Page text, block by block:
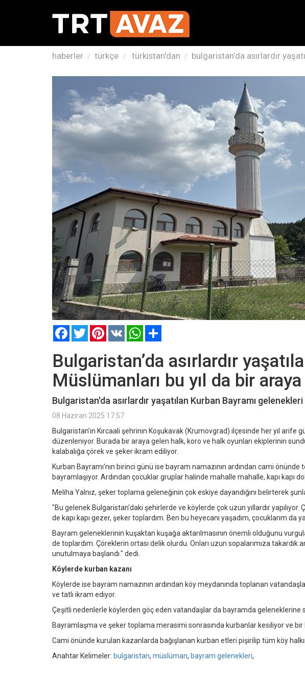
haberler türkçe türkistan'dan bulgaristan’da asırlardır
FacebookTwitterPinterest
VK WhatsApp
Bulgaristan’da asırlardır
Müslümanları bu yıl da bir
Bulgaristan'da asırlardır yaşatılan Kurban Bayramı
08 Haziran 2025 17:57
Bulgaristan'ın Kırcaali şehrinin Koşukavak (Krumovgrad) ilçesinde her yıl arife
düzenleniyor. Burada bir araya gelen halk, koro ve halk oyunları ekiplerinin
kalabalığa çörek ve şeker ikram ediliyor.
Kurban Bayramı'nın birinci günü ise bayram namazının ardından cami
bayramlaşıyor. Ardından çocuklar gruplar halinde mahalle mahalle, kapı kapı
Meliha Yalnız, şeker toplama geleneğinin çok eskiye dayandığını belirterek
"Bu gelenek Bulgaristan'daki şehirlerde ve köylerde çok uzun yıllardır yapılıyor.
de kapı kapı gezer, şeker toplardım. Ben bu heyecanı yaşadım, çocuklarım da
Bayram geleneklerinin kuşaktan kuşağa aktarılmasının önemli olduğunu
de toplardım. Çöreklerin ortası delik olurdu. Onları uzun sopalarımıza
unutulmaya başlandı." dedi.
Köylerde kurban kazanı
Köylerde ise bayram namazının ardından köy meydanında toplanan
ve tatlı ikram ediyor.
Çeşitli nedenlerle köylerden göç eden vatandaşlar da bayramda geleneklerine
Bayramlaşma ve şeker toplama merasimi sonrasında kurbanlar kesiliyor ve bir
Cami önünde kurulan kazanlarda bağışlanan kurban etleri pişirilip tüm köy
Anahtar Kelimeler: bulgaristan, müslüman, bayram gelenekleri,